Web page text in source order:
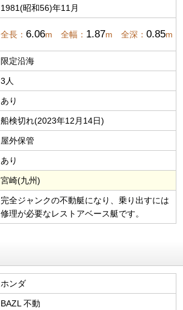
1981(昭和56)年11月
全長： 6.06m 全幅： 1.87m 全深： 0.85m
限定沿海
3人
あり
船検切れ(2023年12月14日)
屋外保管
あり
宮崎(九州)
完全ジャンクの不動艇になり、乗り出すには
修理が必要なレストアベース艇です。
ホンダ
BAZL 不動